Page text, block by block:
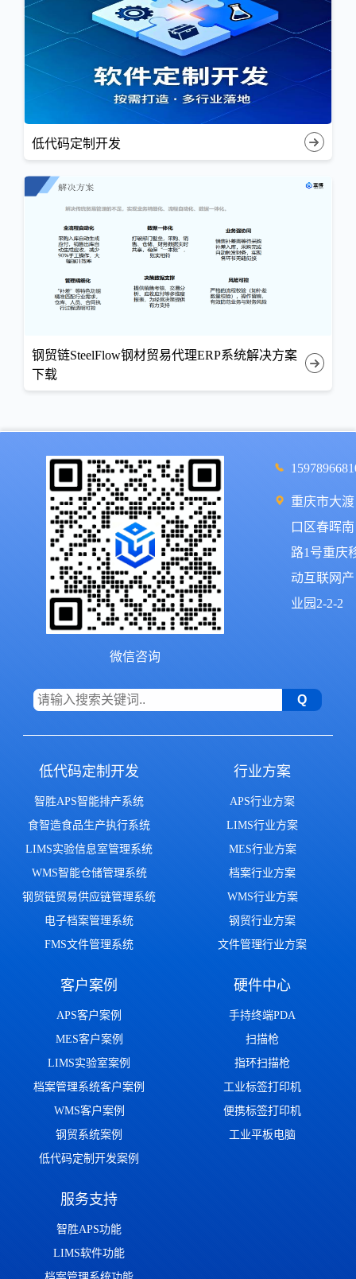
低代码定制开发
钢贸链SteelFlow钢材贸易代理ERP系统解决方案
下载
微信咨询
重庆市大渡
口区春晖南
路1号重庆
动互联网产
业园2-2-2
低代码定制开发
智胜APS智能排产系统
食智造食品生产执行系统
LIMS实验信息室管理系统
WMS智能仓储管理系统
钢贸链贸易供应链管理系统
电子档案管理系统
FMS文件管理系统
行业方案
APS行业方案
LIMS行业方案
MES行业方案
档案行业方案
WMS行业方案
钢贸行业方案
文件管理行业方案
客户案例
APS客户案例
MES客户案例
LIMS实验室案例
档案管理系统客户案例
WMS客户案例
钢贸系统案例
低代码定制开发案例
硬件中心
手持终端PDA
扫描枪
指环扫描枪
工业标签打印机
便携标签打印机
工业平板电脑
服务支持
智胜APS功能
LIMS软件功能